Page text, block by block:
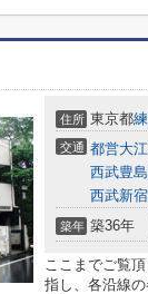
住所 東京都
交通 都営大
西武豊
西武新
築年 築36年
ここまでご覧
指し、各沿線